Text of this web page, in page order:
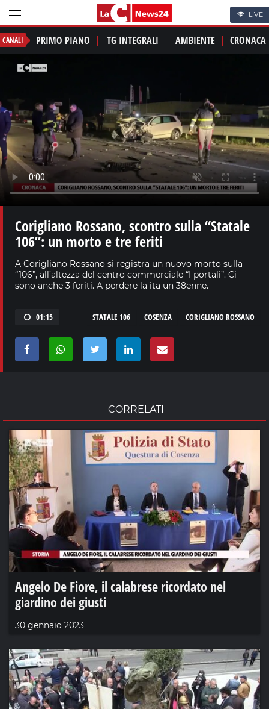
LIVE
CANALI PRIMO PIANO TG INTEGRALI AMBIENTE CRONACA
Corigliano Rossano, scontro sulla “Statale
106”: un morto e tre feriti
A Corigliano Rossano si registra un nuovo morto sulla
“106”, all’altezza del centro commerciale “I portali”. Ci
sono anche 3 feriti. A perdere la ita un 38enne.
01:15 CORIGLIANO ROSSANO
COSENZA
STATALE 106
CORRELATI
Angelo De Fiore, il calabrese ricordato nel
giardino dei giusti
30 gennaio 2023